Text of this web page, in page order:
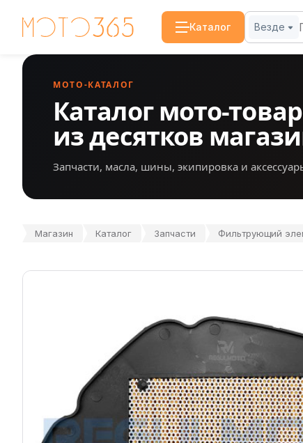
Каталог Везде
МОТО-КАТАЛОГ
Каталог мото-
из десятков
Запчасти, масла, шины, экипировка и
Магазин Каталог Запчасти Фильтрующий